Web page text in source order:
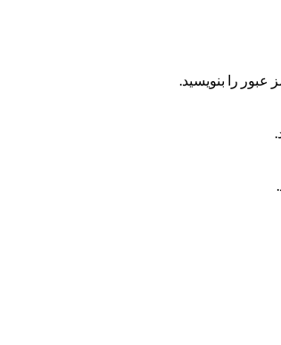
عبور را بنویسید.